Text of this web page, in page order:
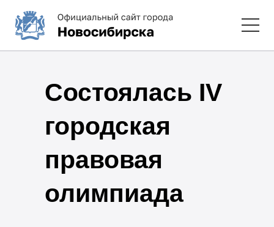
Состоялась IV
городская
правовая
олимпиада